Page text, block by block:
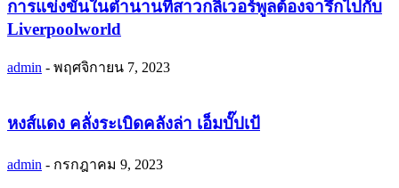
การแข่งขันในตำนานที่สาวกลิเวอร์พูลต้องจารึกไปกับ
Liverpoolworld
admin - พฤศจิกายน 7, 2023
หงส์แดง คลั่งระเบิดคลังล่า เอ็มบั๊ปเป้
admin - กรกฎาคม 9, 2023